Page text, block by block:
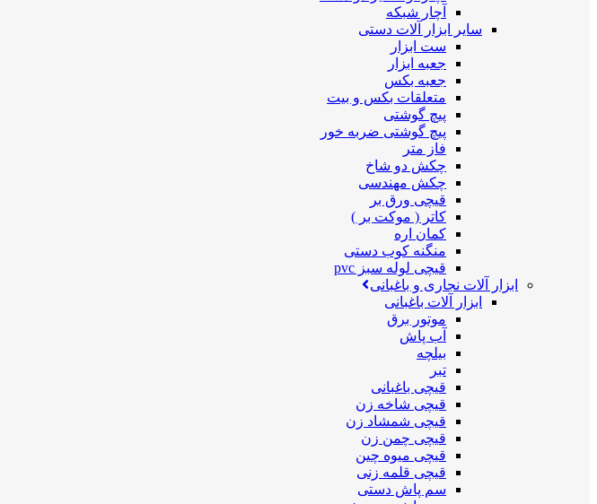
آچار شبکه
سایر ابزار آلات دستی
ست ابزار
جعبه ابزار
جعبه بکس
متعلقات بکس و بیت
پیچ گوشتی
پیچ گوشتی ضربه خور
فاز متر
چکش دو شاخ
چکش مهندسی
قیچی ورق بر
کاتر ( موکت بر )
کمان اره
منگنه کوب دستی
قیچی لوله سبز pvc
ابزار آلات نجاری و باغبانی
ابزار آلات باغبانی
موتور برق
آب پاش
بیلچه
تبر
قیچی باغبانی
قیچی شاخه زن
قیچی شمشاد زن
قیچی چمن زن
قیچی میوه چین
قیچی قلمه زنی
سم پاش دستی